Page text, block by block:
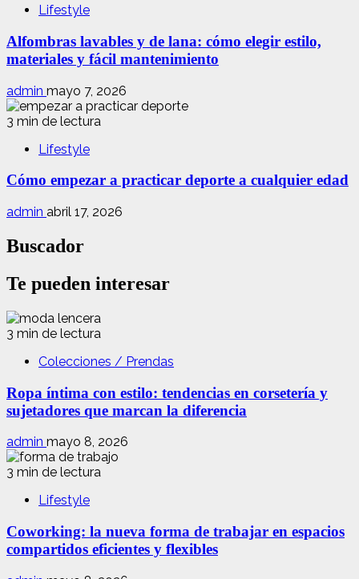
Lifestyle
Alfombras lavables y de lana: cómo elegir estilo,
materiales y fácil mantenimiento
admin mayo 7, 2026
3 min de lectura
Lifestyle
Cómo empezar a practicar deporte a cualquier edad
admin abril 17, 2026
Buscador
Te pueden interesar
3 min de lectura
Colecciones / Prendas
Ropa íntima con estilo: tendencias en corsetería y
sujetadores que marcan la diferencia
admin mayo 8, 2026
3 min de lectura
Lifestyle
Coworking: la nueva forma de trabajar en espacios
compartidos eficientes y flexibles